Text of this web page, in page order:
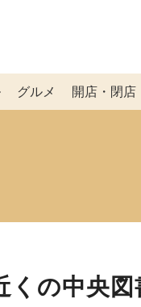
グルメ 開店・閉店
くの中央